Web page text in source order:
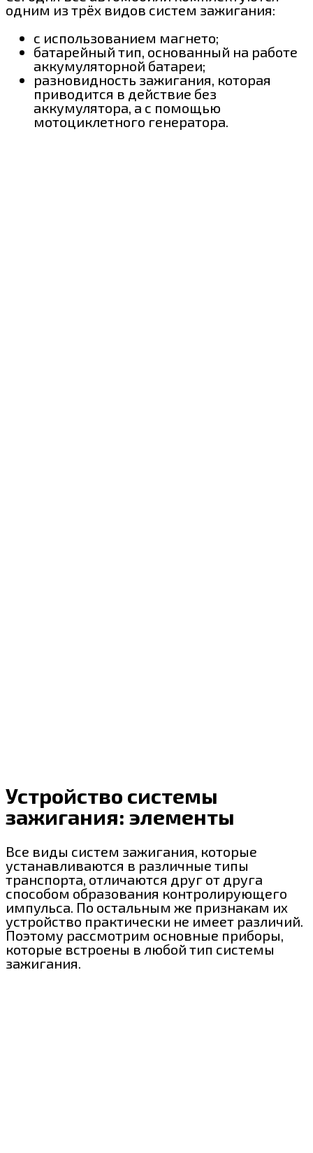
одним из трёх видов систем зажигания:
с использованием магнето;
батарейный тип, основанный на работе
аккумуляторной батареи;
разновидность зажигания, которая
приводится в действие без
аккумулятора, а с помощью
мотоциклетного генератора.
Устройство системы
зажигания: элементы
Все виды систем зажигания, которые
устанавливаются в различные типы
транспорта, отличаются друг от друга
способом образования контролирующего
импульса. По остальным же признакам их
устройство практически не имеет различий.
Поэтому рассмотрим основные приборы,
которые встроены в любой тип системы
зажигания.